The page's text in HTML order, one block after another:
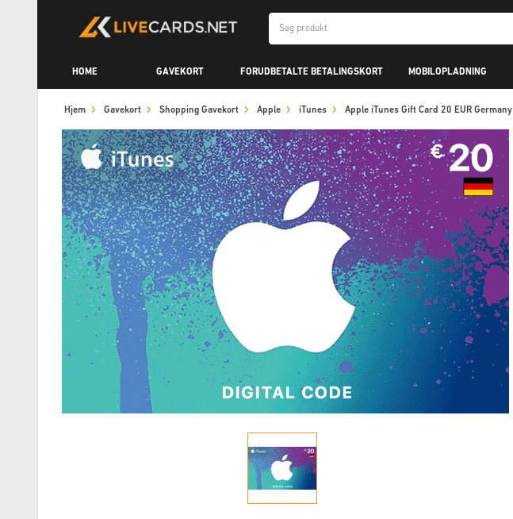
HOME GAVEKORT FORUDBETALTE BETALINGSKORT MOBILOPLADNING
Hjem Gavekort Shopping Gavekort Apple iTunes Apple iTunes Gift Card 20 EUR Germany